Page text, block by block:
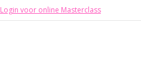
Login voor online Masterclass